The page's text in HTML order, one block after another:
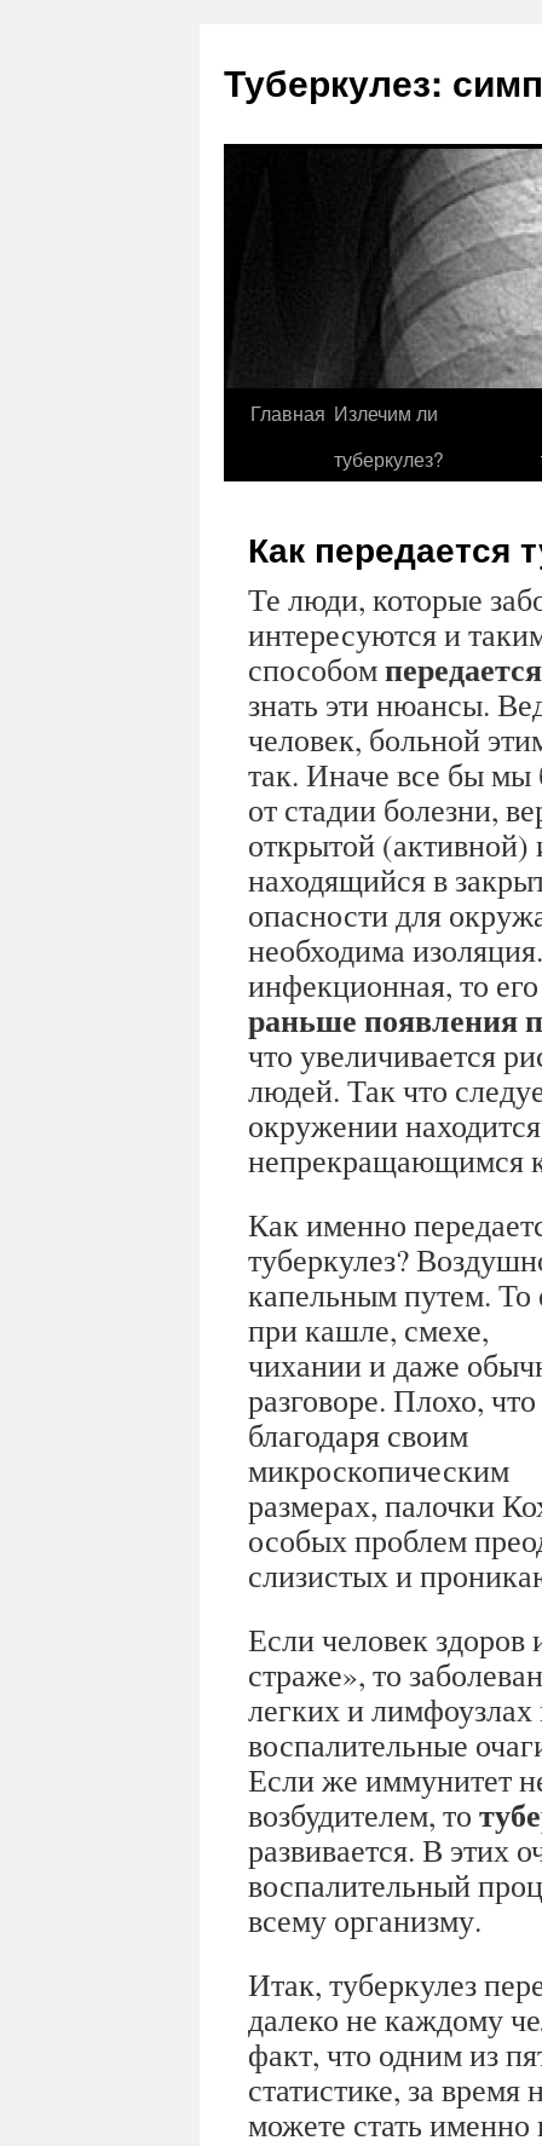
Туберкулез:
Главная Излечим ли
туберкулез?
Как передается
Те люди, которые
интересуются и
способом
знать эти нюансы.
человек, больной
так. Иначе все бы
от стадии болезни,
открытой
находящийся в
опасности для
необходима
инфекционная, то
раньше появления
что увеличивается
людей. Так что
окружении
непрекращающимся
Как именно
туберкулез?
капельным путем. То
при кашле, смехе,
чихании и даже
разговоре. Плохо, что
благодаря своим
микроскопическим
размерах, палочки
особых проблем
слизистых и
Если человек
страже», то
легких и
воспалительные
Если же иммунитет
возбудителем, то
развивается. В этих
воспалительный
всему организму.
Итак, туберкулез
далеко не каждому
факт, что одним из
статистике, за
можете стать именно